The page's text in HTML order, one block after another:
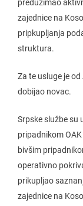
preduzimao
zajednice na
pripkupljanja
struktura.
Za te usluge je
dobijao novac.
Srpske službe su
pripadnikom OAK
bivšim
operativno
prikupljao
zajednice na